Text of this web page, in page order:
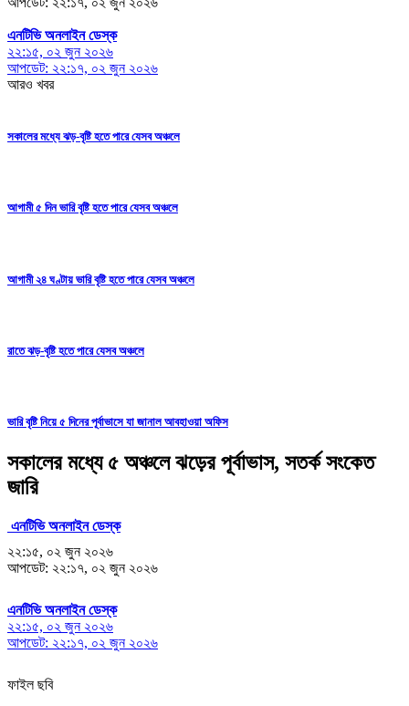
এনটিভি অনলাইন ডেস্ক
২২:১৫, ০২ জুন ২০২৬
আপডেট: ২২:১৭, ০২ জুন ২০২৬
আরও খবর
সকালের মধ্যে ঝড়-বৃষ্টি হতে পারে যেসব অঞ্চলে
আগামী ৫ দিন ভারি বৃষ্টি হতে পারে যেসব অঞ্চলে
আগামী ২৪ ঘণ্টায় ভারি বৃষ্টি হতে পারে যেসব অঞ্চলে
রাতে ঝড়-বৃষ্টি হতে পারে যেসব অঞ্চলে
ভারি বৃষ্টি নিয়ে ৫ দিনের পূর্বাভাসে যা জানাল আবহাওয়া অফিস
সকালের মধ্যে ৫ অঞ্চলে ঝড়ের পূর্বাভাস, সতর্ক সংকেত
জারি
এনটিভি অনলাইন ডেস্ক
২২:১৫, ০২ জুন ২০২৬
আপডেট: ২২:১৭, ০২ জুন ২০২৬
এনটিভি অনলাইন ডেস্ক
২২:১৫, ০২ জুন ২০২৬
আপডেট: ২২:১৭, ০২ জুন ২০২৬
ফাইল ছবি